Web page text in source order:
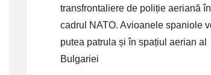
transfrontaliere de poliție aeriană în
cadrul NATO. Avioanele spaniole
putea patrula și în spațiul aerian al
Bulgariei